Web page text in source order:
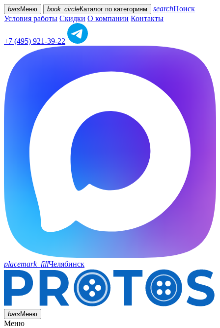
bars Меню book_circleКаталог по категориям searchПоиск
Условия работы Скидки О компании Контакты
+7 (495) 921-39-22
placemark_fillЧелябинск
barsМеню
Меню